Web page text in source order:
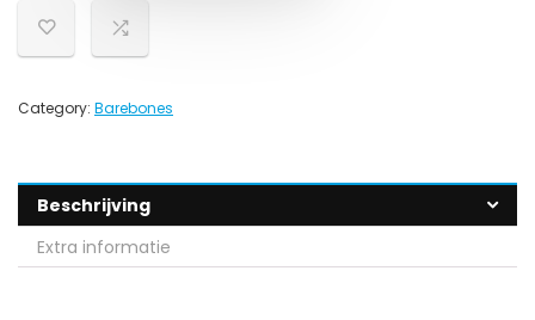
Category: Barebones
Beschrijving
Extra informatie